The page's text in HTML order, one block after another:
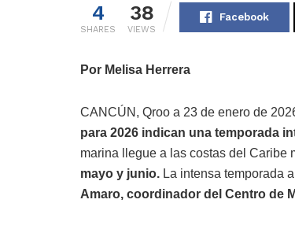
4
SHARES
38
VIEWS
Facebook
Por Melisa Herrera
CANCÚN, Qroo a 23 de enero de
para 2026 indican una temporada
marina llegue a las costas del Caribe
mayo y junio. La intensa temporada
Amaro, coordinador del Centro de